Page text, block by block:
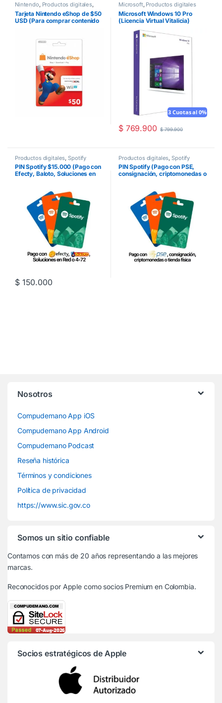
Nintendo, Productos digitales,
Videojuegos
Tarjeta Nintendo eShop de $50
USD (Para comprar contenido
Microsoft, Productos digitales
Microsoft Windows 10 Pro
(Licencia Virtual Vitalicia)
3 Cuotas al 0%
$769.900 $799.900
Productos digitales,Spotify
PIN Spotify $15.000 (Pago con
Efecty, Baloto, Soluciones en
$150.000
Productos digitales,Spotify
PIN Spotify (Pago con PSE,
consignación, criptomonedas o
Nosotros
Compudemano App iOS
Compudemano App Android
Compudemano Podcast
Reseña histórica
Términos y condiciones
Política de privacidad
https://www.sic.gov.co
Somos un sitio confiable
Contamos con más de 20 años representando a las mejores
marcas.
Reconocidos por Apple como socios Premium en Colombia.
Socios estratégicos de Apple